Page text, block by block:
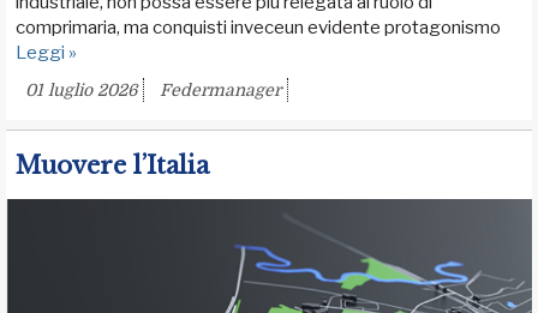
comprimaria, ma conquisti inveceun evidente protagonismo
Leggi »
01 luglio 2026 Federmanager
Muovere l’Italia